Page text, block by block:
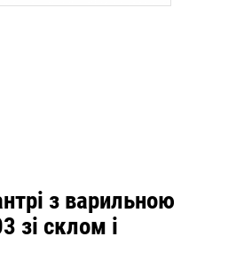
з варильною
зі склом і